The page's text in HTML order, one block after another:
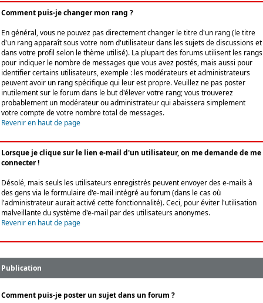
Comment puis-je changer mon rang ?
En général, vous ne pouvez pas directement changer le titre d'un rang (le titre
d'un rang apparaît sous votre nom d'utilisateur dans les sujets de discussions et
dans votre profil selon le thème utilisé). La plupart des forums utilisent les rangs
pour indiquer le nombre de messages que vous avez postés, mais aussi pour
identifier certains utilisateurs, exemple : les modérateurs et administrateurs
peuvent avoir un rang spécifique qui leur est propre. Veuillez ne pas poster
inutilement sur le forum dans le but d'élever votre rang; vous trouverez
probablement un modérateur ou administrateur qui abaissera simplement
votre compte de votre nombre total de messages.
Revenir en haut de page
Lorsque je clique sur le lien e-mail d'un utilisateur, on me demande de me
connecter !
Désolé, mais seuls les utilisateurs enregistrés peuvent envoyer des e-mails à
des gens via le formulaire d'e-mail intégré au forum (dans le cas où
l'administrateur aurait activé cette fonctionnalité). Ceci, pour éviter l'utilisation
malveillante du système d'e-mail par des utilisateurs anonymes.
Revenir en haut de page
Publication
Comment puis-je poster un sujet dans un forum ?